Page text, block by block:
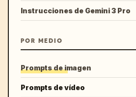
Instrucciones de Gemini 3 Pro
POR MEDIO
Prompts de imagen
Prompts de vídeo